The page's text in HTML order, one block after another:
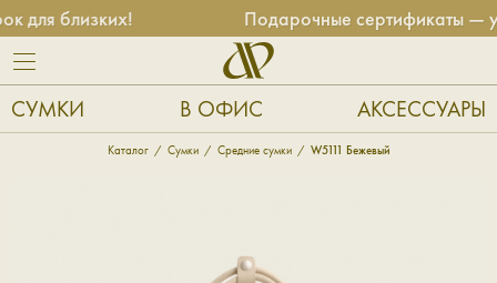
близких! Подарочные сертификаты —
СУМКИ В ОФИС АКСЕССУАРЫ
Каталог Сумки Средние сумки W5111 Бежевый